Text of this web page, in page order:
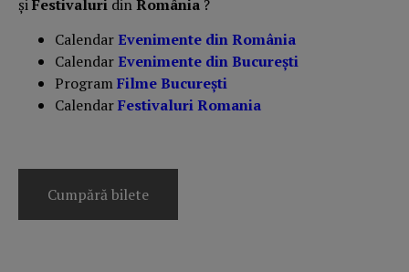
șiFestivaluri dinRomânia ?
CalendarEvenimente din România
CalendarEvenimente din București
ProgramFilme București
CalendarFestivaluri Romania
Cumpără bilete